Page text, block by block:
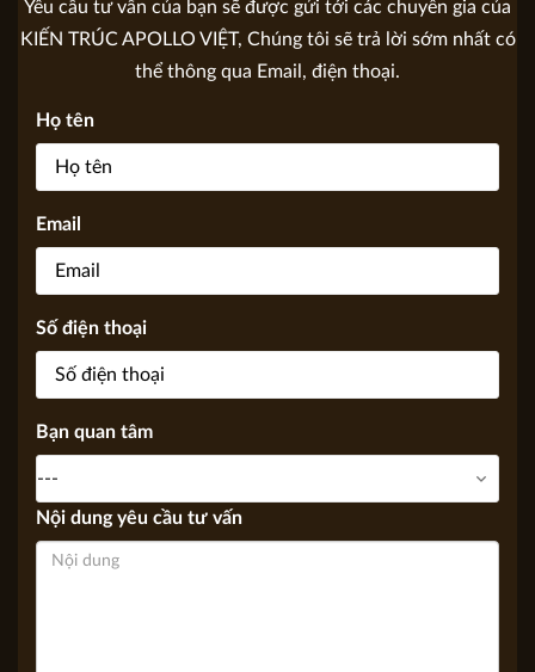
GỬI YÊU CẦU TƯ VẤN
KIẾN TRÚC APOLLO VIỆT, Chúng tôi sẽ trả lời sớm nhất có
Họ tên
Email
Số điện thoại
Bạn quan tâm